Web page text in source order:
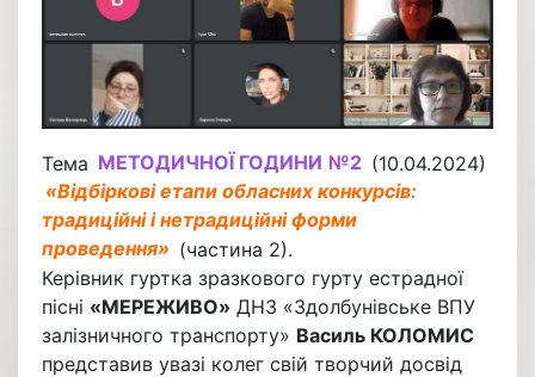
Тема МЕТОДИЧНОЇ ГОДИНИ №2 (10.04.2024)
«Відбіркові етапи обласних конкурсів:
традиційні і нетрадиційні форми
проведення» (частина 2).
Керівник гуртка зразкового гурту естрадної
пісні «МЕРЕЖИВО» ДНЗ «Здолбунівське ВПУ
залізничного транспорту» Василь КОЛОМИС
представив увазі колег свій творчий досвід